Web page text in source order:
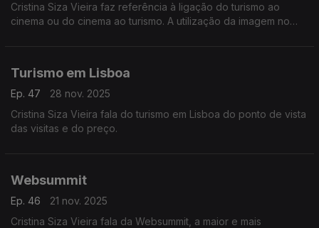
Cristina Siza Vieira faz referência à ligação do turismo ao
cinema ou do cinema ao turismo. A utilização da imagem no
Turismo em Lisboa
Ep. 47
28 nov. 2025
Cristina Siza Vieira fala do turismo em Lisboa do ponto de vista
das visitas e do preço.
Websummit
Ep. 46
21 nov. 2025
Cristina Siza Vieira fala da Websummit, a maior e mais